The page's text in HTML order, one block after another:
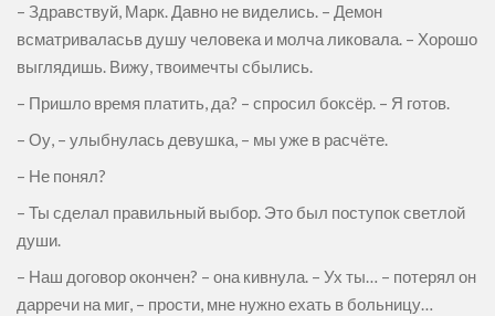
– Здравствуй, Марк. Давно не виделись. – Демон
всматриваласьв душу человека и молча ликовала. – Хорошо
выглядишь. Вижу, твоимечты сбылись.
– Пришло время платить, да? – спросил боксёр. – Я готов.
– Оу, – улыбнулась девушка, – мы уже в расчёте.
– Не понял?
– Ты сделал правильный выбор. Это был поступок светлой
души.
– Наш договор окончен? – она кивнула. – Ух ты… – потерял он
дарречи на миг, – прости, мне нужно ехать в больницу…